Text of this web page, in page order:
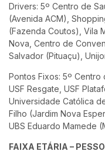
Drivers: 5º Centro de
(Avenida ACM),
(Fazenda Coutos), Vila
Nova, Centro de
Salvador (Pituaçu),
Pontos Fixos: 5º Centro
USF Resgate, USF
Universidade Católica
Filho (Jardim Nova
UBS Eduardo Mamede
FAIXA ETÁRIA –